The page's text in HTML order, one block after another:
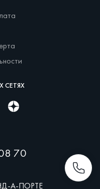
СЕТЯХ
70
А-ПОРТЕ